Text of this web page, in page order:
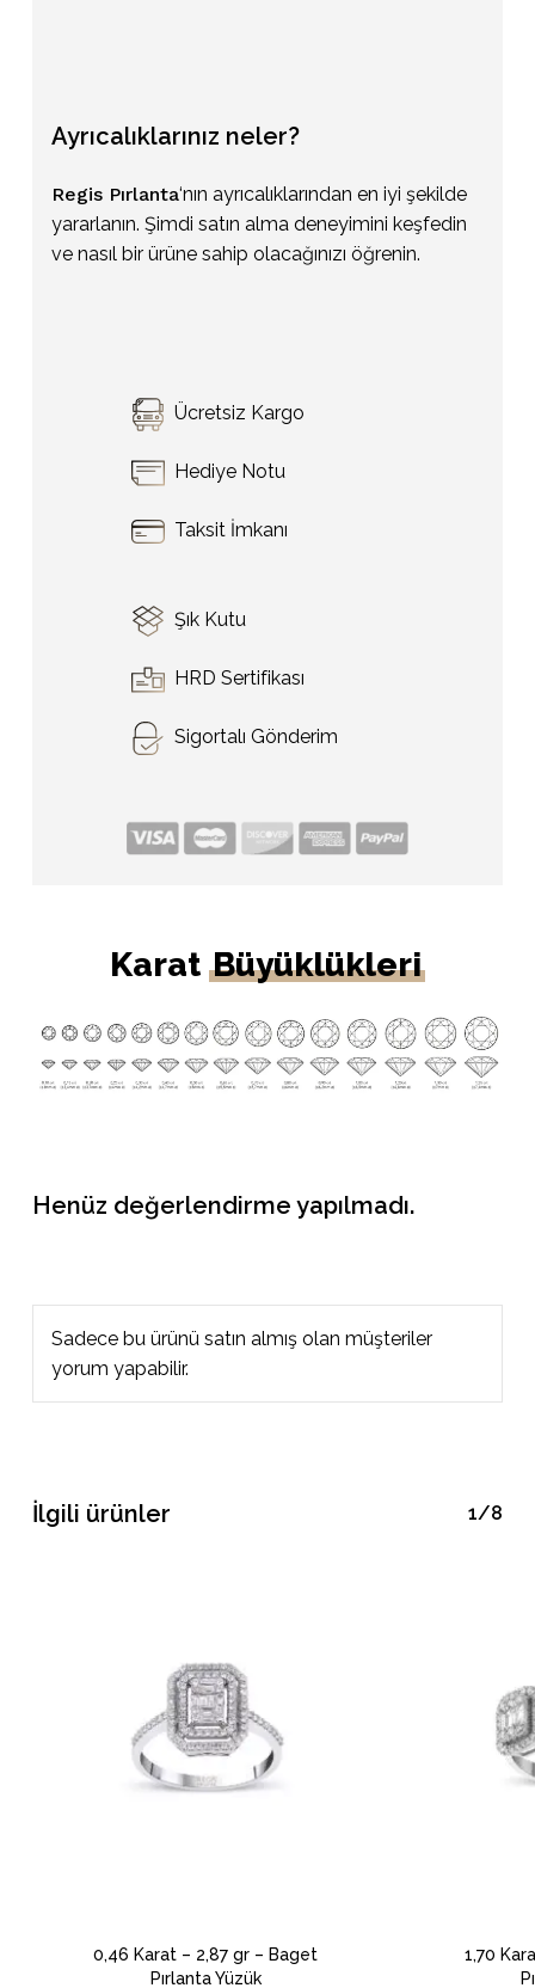
Sepetinizde ürün bulunmuyor.
Go To Shop
Ayrıcalıklarınız neler?
Regis Pırlanta‘nın ayrıcalıklarından en iyi şekilde
yararlanın. Şimdi satın alma deneyimini keşfedin
ve nasıl bir ürüne sahip olacağınızı öğrenin.
Ücretsiz Kargo
Hediye Notu
Taksit İmkanı
Şık Kutu
HRD Sertifikası
Sigortalı Gönderim
Karat Büyüklükleri
Henüz değerlendirme yapılmadı.
Sadece bu ürünü satın almış olan müşteriler
yorum yapabilir.
İlgili ürünler 1/8
0,46 Karat – 2,87 gr – Baget
Pırlanta Yüzük
1,70